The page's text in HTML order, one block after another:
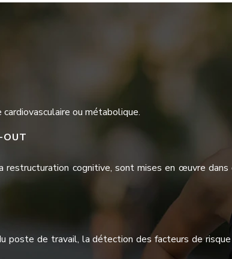
ou métabolique.
OUT
cognitive, sont mises en œuvre
poste de travail, la détection des facteurs de